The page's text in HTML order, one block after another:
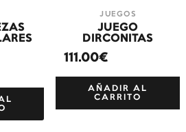
JUEGOS
JUEGO
DIRCONITAS
111.00€
AÑADIR AL
CARRITO